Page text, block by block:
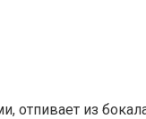
отпивает из